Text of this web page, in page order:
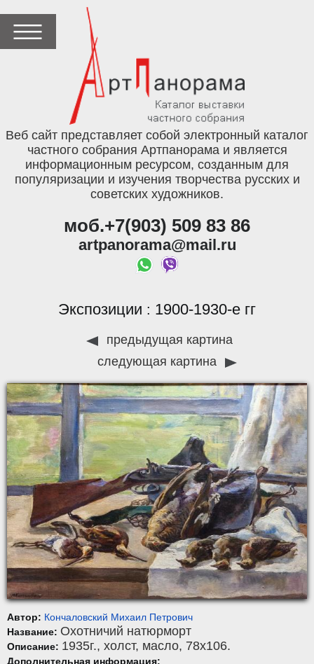
Веб сайт представляет собой электронный каталог
частного собрания Артпанорама и является
информационным ресурсом, созданным для
популяризации и изучения творчества русских и
советских художников.
моб.+7(903) 509 83 86
artpanorama@mail.ru
Экспозиции : 1900-1930-е гг
предыдущая картина
следующая картина
Автор: Кончаловский Михаил Петрович
Название: Охотничий натюрморт
Описание: 1935г., холст, масло, 78x106.
Дополнительная информация: